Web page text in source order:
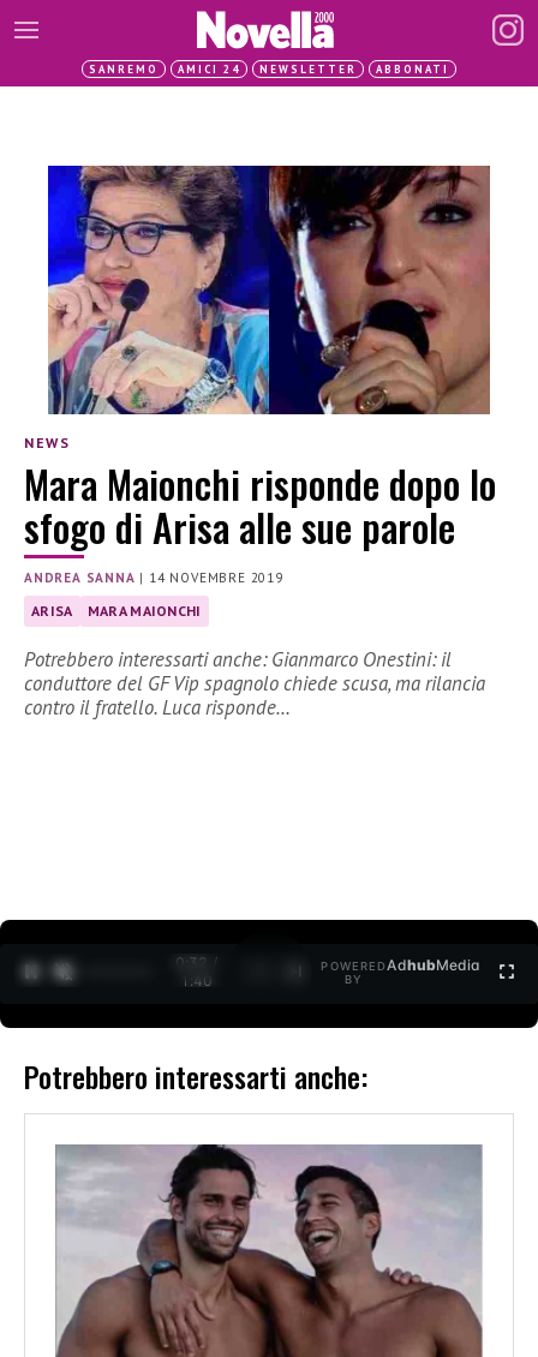
SANREMO AMICI 24 NEWSLETTER ABBONATI
NEWS
Mara Maionchi risponde dopo lo
sfogo di Arisa alle sue parole
ANDREA SANNA | 14 NOVEMBRE 2019
ARISA MARA MAIONCHI
Potrebbero interessarti anche: Gianmarco Onestini: il
conduttore del GF Vip spagnolo chiede scusa, ma rilancia
contro il fratello. Luca risponde…
0:33 /
1:40
POWERED
BY
AdhubMedia
Potrebbero interessarti anche: